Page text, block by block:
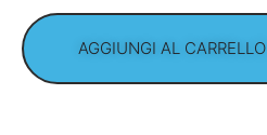
AGGIUNGI AL CARRELLO